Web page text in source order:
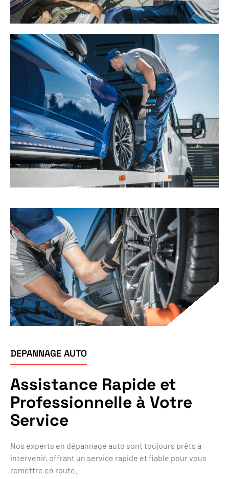
DEPANNAGE AUTO
Assistance Rapide et
Professionnelle à Votre
Service
Nos experts en dépannage auto sont toujours prêts à
intervenir, offrant un service rapide et fiable pour vous
remettre en route.